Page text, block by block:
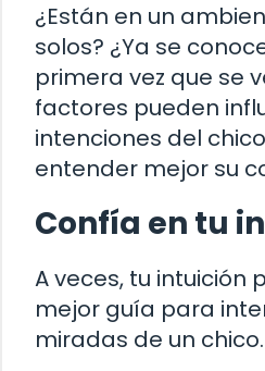
¿Están en un
solos? ¿Ya se
primera vez que se
factores pueden
intenciones del
entender mejor su
Confía en tu
A veces, tu intuición
mejor guía para
miradas de un chico.